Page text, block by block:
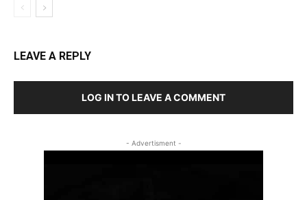
LEAVE A REPLY
LOG IN TO LEAVE A COMMENT
- Advertisment -